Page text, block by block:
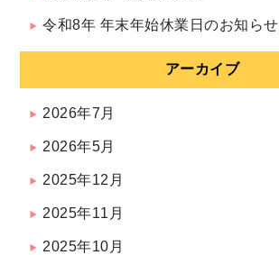
令和8年 年末年始休業日のお知らせ
アーカイブ
2026年7月
2026年5月
2025年12月
2025年11月
2025年10月